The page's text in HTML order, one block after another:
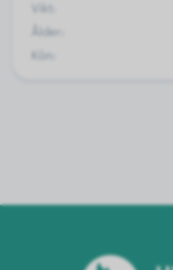
Vikt:
Ålder:
Kön: